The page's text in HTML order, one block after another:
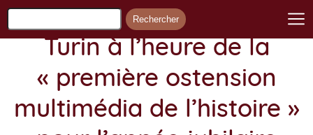
Turin à l’heure de la
« première ostension
multimédia de l’histoire »